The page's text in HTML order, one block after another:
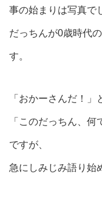
事の始まりは写真で
だっちんが0歳時代
す。
「おかーさんだ！」
「このだっちん、
ですが、
急にしみじみ語り始